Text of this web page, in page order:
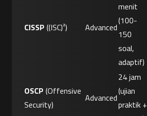
CISSP ((ISC)²) Advanced
menit
(100-
150
soal,
adaptif)
OSCP (Offensive
Security)
Advanced
24 jam
(ujian
praktik +